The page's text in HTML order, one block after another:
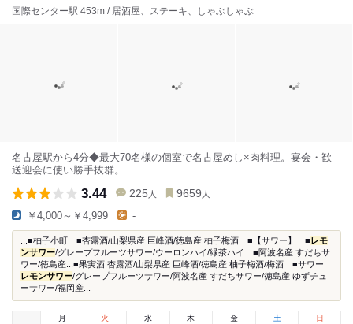
国際センター駅 453m / 居酒屋、ステーキ、しゃぶしゃぶ
名古屋駅から4分◆最大70名様の個室で名古屋めし×肉料理。宴会・歓
送迎会に使い勝手抜群。
3.44 225 人 9659 人
￥4,000～￥4,999 -
...■柚子小町 ■杏露酒/山梨県産 巨峰酒/徳島産 柚子梅酒 ■【サワー】 ■ レモ
ンサワー/グレープフルーツサワー/ウーロンハイ/緑茶ハイ ■阿波名産 すだちサ
ワー/徳島産...■果実酒 杏露酒/山梨県産 巨峰酒/徳島産 柚子梅酒/梅酒 ■サワー
レモンサワー/グレープフルーツサワー/阿波名産 すだちサワー/徳島産 ゆずチュ
ーサワー/福岡産...
月
火 水 木 金 土 日